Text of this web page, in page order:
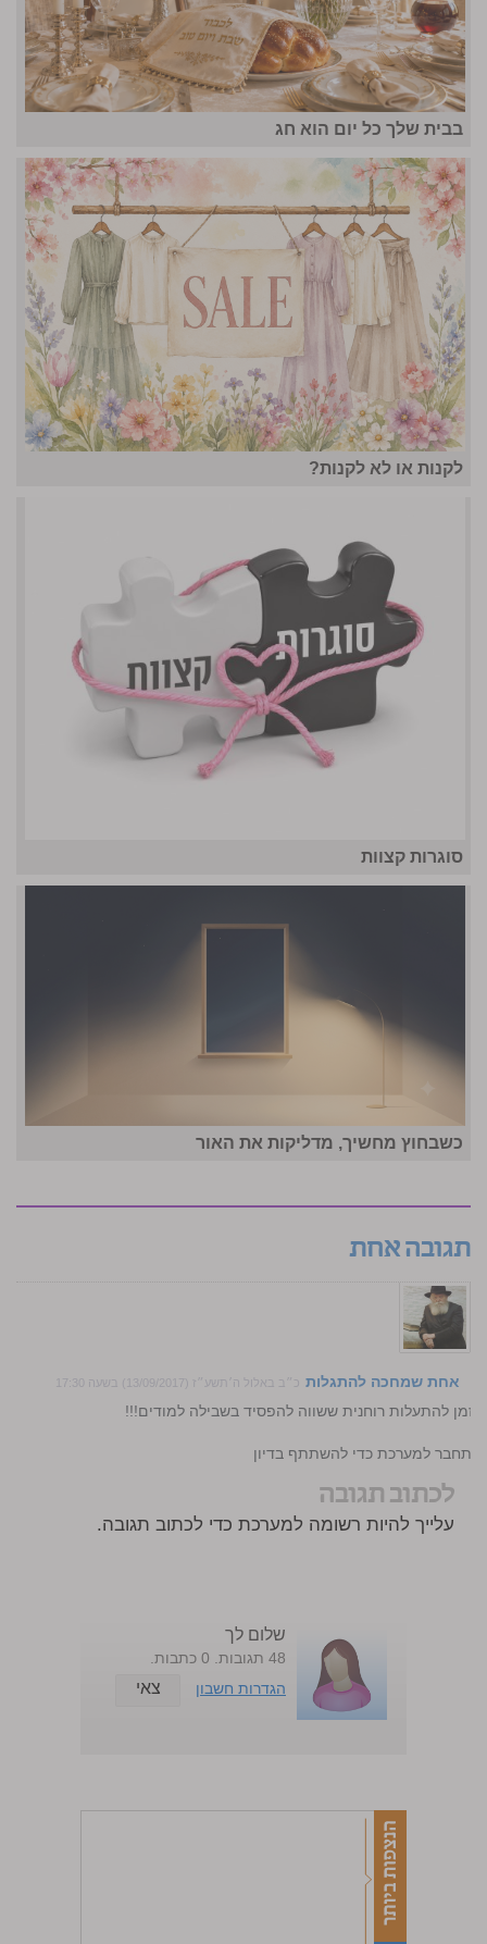
בבית שלך כל יום הוא חג
לקנות או לא לקנות?
סוגרות קצוות
כשבחוץ מחשיך, מדליקות את האור
תגובה אחת
אחת שמחכה להתגלות כ״ב באלול ה׳תשע״ז (13/09/2017) בשעה 17:30
זמן להתעלות רוחנית ששווה להפסיד בשבילה למודים!!!
התחבר למערכת כדי להשתתף בדיון
לכתוב תגובה
עלייך להיות רשומה למערכת כדי לכתוב תגובה.
שלום לך
48 תגובות. 0 כתבות.
הגדרות חשבון
צאי